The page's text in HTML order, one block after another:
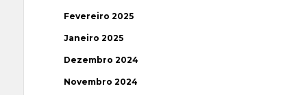
Fevereiro 2025
Janeiro 2025
Dezembro 2024
Novembro 2024